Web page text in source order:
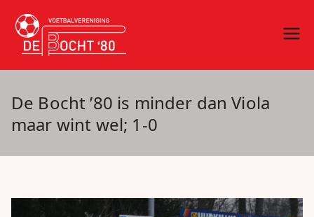
naar
inhoud
vv De Bocht
'80
De Bocht ’80 is minder dan Viola
maar wint wel; 1-0